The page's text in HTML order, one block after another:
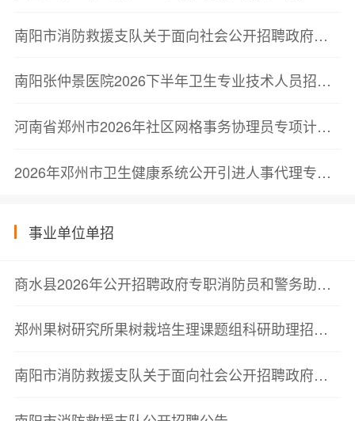
南阳市消防救援支队关于面向社会公开招聘政府专职消防员的公告
南阳张仲景医院2026下半年卫生专业技术人员招聘公告
河南省郑州市2026年社区网格事务协理员专项计划拟聘用人员名单公示(管城回族区第三批)
2026年邓州市卫生健康系统公开引进人事代理专业技术人员公告(第4号)
事业单位单招
商水县2026年公开招聘政府专职消防员和警务助理面试成绩公示
郑州果树研究所果树栽培生理课题组科研助理招聘启事
南阳市消防救援支队关于面向社会公开招聘政府专职消防员的公告